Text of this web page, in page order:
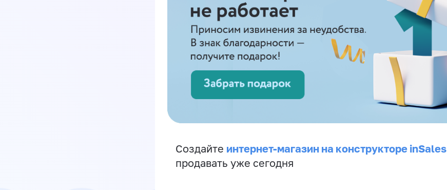
Создайте интернет-магазин на конструкторе inSales
продавать уже сегодня